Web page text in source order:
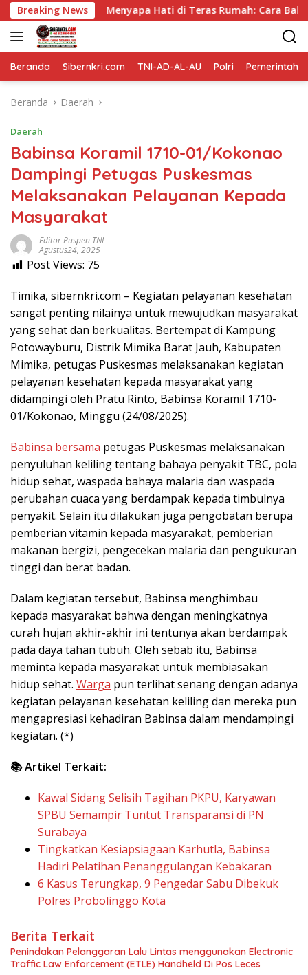
Langsung
ke
konten
Breaking News
Menyapa Hati di Teras Rumah: Cara Babinsa Kesongo
Beranda Sibernkri.com TNI-AD-AL-AU Polri Pemerintah
Beranda Daerah
Daerah
Babinsa Koramil 1710-01/Kokonao
Dampingi Petugas Puskesmas
Melaksanakan Pelayanan Kepada
Masyarakat
Editor Puspen TNI
Agustus24, 2025
Post Views: 75
Timika, sibernkri.com – Kegiatan pelayanan kesehatan
sangat penting nilainya untuk mewujudkan masyarakat
yang sehat dan berkualitas. Bertempat di Kampung
Potowayburu, Distrik Mimika Barat Jauh, Kabupaten
Mimika, petugas Puskesmas melaksanakan kegiatan
pelayanan kesehatan kepada masyarakat yang
didampingi oleh Pratu Rinto, Babinsa Koramil 1710-
01/Kokonao, Minggu (24/08/2025).
Babinsa bersama petugas Puskesmas melaksanakan
penyuluhan keliling tentang bahaya penyakit TBC, pola
hidup sehat, waspada bahaya malaria dan waspada
perubahan cuaca yang berdampak kepada timbulnya
penyakit. Selain itu dilakukan juga pengobatan berupa
pemberian vitamin kepada masyarakat, pemberian
makanan bergizi, pengecekan malaria dan pengukuran
tinggi dan berat badan.
Dalam kegiatan tersebut, Babinsa menghimbau
kepada masyarakat bahwa dengan meningkatnya
curah hujan akhir-akhir ini tentunya akan berdampak
pada daya tahan tubuh. Oleh sebab itu, Babinsa
meminta kepada masyarakat untuk membiasakan
hidup sehat. Warga pun terlihat senang dengan adanya
kegiatan pelayanan kesehatan keliling dan mereka pun
mengapresiasi kehadiran Babinsa dalam mendampingi
kegiatan. (*)
📚 Artikel Terkait:
Kawal Sidang Selisih Tagihan PKPU, Karyawan
SPBU Semampir Tuntut Transparansi di PN
Surabaya
Tingkatkan Kesiapsiagaan Karhutla, Babinsa
Hadiri Pelatihan Penanggulangan Kebakaran
6 Kasus Terungkap, 9 Pengedar Sabu Dibekuk
Polres Probolinggo Kota
Berita Terkait
Penindakan Pelanggaran Lalu Lintas menggunakan Electronic
Traffic Law Enforcement (ETLE) Handheld Di Pos Leces